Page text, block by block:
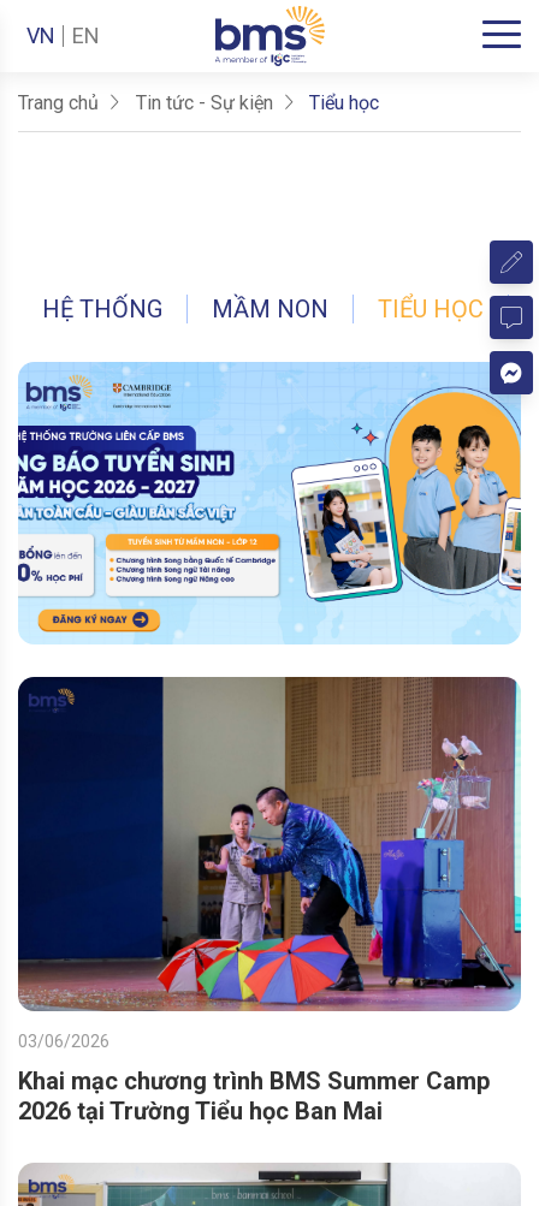
VN EN
Trang chủ Tin tức - Sự kiện Tiểu học
HỆ THỐNG MẦM NON TIỂU HỌC
03/06/2026
Khai mạc chương trình BMS Summer Camp
2026 tại Trường Tiểu học Ban Mai